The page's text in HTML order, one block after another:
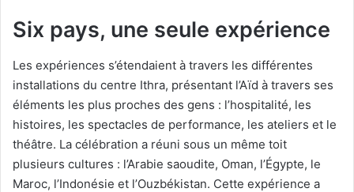
Six pays, une seule expérience
Les expériences s’étendaient à travers les différentes
installations du centre Ithra, présentant l’Aïd à travers ses
éléments les plus proches des gens : l’hospitalité, les
histoires, les spectacles de performance, les ateliers et le
théâtre. La célébration a réuni sous un même toit
plusieurs cultures : l’Arabie saoudite, Oman, l’Égypte, le
Maroc, l’Indonésie et l’Ouzbékistan. Cette expérience a